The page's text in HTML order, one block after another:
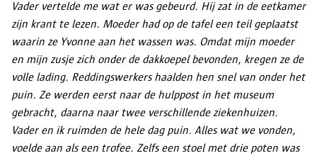
Vader vertelde me wat er was gebeurd. Hij zat in de eetkamer
zijn krant te lezen. Moeder had op de tafel een teil geplaatst
waarin ze Yvonne aan het wassen was. Omdat mijn moeder
en mijn zusje zich onder de dakkoepel bevonden, kregen ze de
volle lading. Reddingswerkers haalden hen snel van onder het
puin. Ze werden eerst naar de hulppost in het museum
gebracht, daarna naar twee verschillende ziekenhuizen.
Vader en ik ruimden de hele dag puin. Alles wat we vonden,
voelde aan als een trofee. Zelfs een stoel met drie poten was